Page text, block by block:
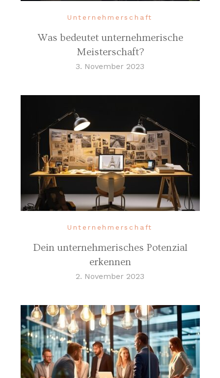
Unternehmerschaft
Was bedeutet unternehmerische
Meisterschaft?
3. November 2023
Unternehmerschaft
Dein unternehmerisches Potenzial
erkennen
2. November 2023